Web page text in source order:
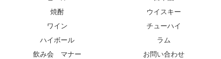
焼酎
ウイスキー
ワイン
チューハイ
ハイボール
ラム
飲み会 マナー
お問い合わせ